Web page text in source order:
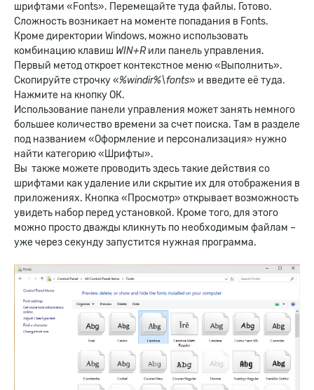
шрифтами «Fonts». Перемещайте туда файлы. Готово.
Сложность возникает на моменте попадания в Fonts.
Кроме директории Windows, можно использовать
комбинацию клавиш WIN+Rили панель управления.
Первый метод откроет контекстное меню «Выполнить».
Скопируйте строчку «%windir%\fonts» и введите её туда.
Нажмите на кнопку ОК.
Использование панели управления может занять немного
большее количество времени за счет поиска. Там в разделе
под названием «Оформление и персонализация» нужно
найти категорию «Шрифты».
Вы также можете проводить здесь такие действия со
шрифтами как удаление или скрытие их для отображения в
приложениях. Кнопка «Просмотр» открывает возможность
увидеть набор перед установкой. Кроме того, для этого
можно просто дважды кликнуть по необходимым файлам –
уже через секунду запустится нужная программа.